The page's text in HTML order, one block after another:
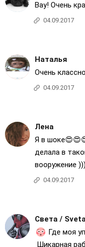
Вау! Очень
04.09.2017
Наталья
Очень
04.09.2017
Лена
Я в
делала в
вооружение
04.09.2017
Света /
Где моя
Шикарная